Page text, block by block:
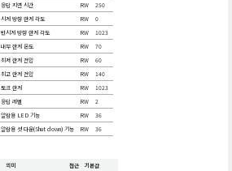
응답 지연 시간 RW
250
시계 방향 한계 각도 RW
0
반시계 방향 한계 각도 RW
1023
내부 한계 온도 RW
70
최저 한계 전압 RW
60
최고 한계 전압 RW
140
토크 한계 RW
1023
응답 레벨 RW
2
알람용 LED 기능 RW
36
알람용 셧 다운(Shut down) 기능 RW 36
의미 접근
기본값